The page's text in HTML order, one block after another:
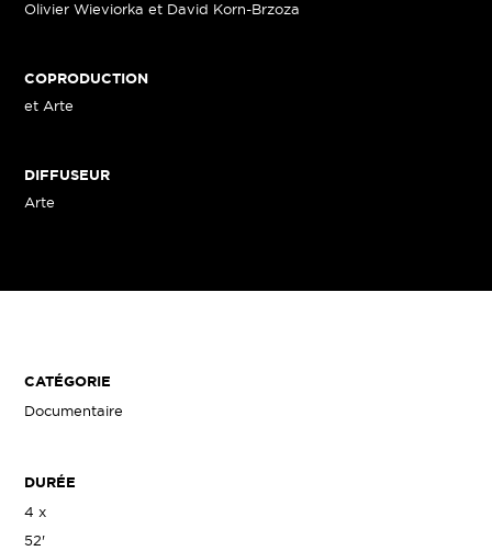
Olivier Wieviorka et David Korn-Brzoza
COPRODUCTION
et Arte
DIFFUSEUR
Arte
CATÉGORIE
Documentaire
DURÉE
4 x
52'